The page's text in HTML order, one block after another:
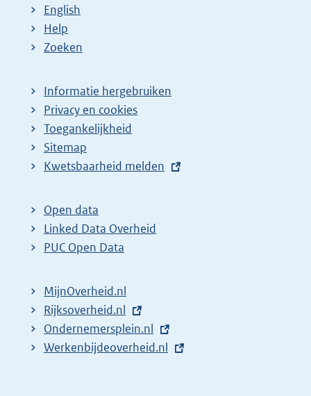
English
Help
Zoeken
Informatie hergebruiken
Privacy en cookies
Toegankelijkheid
Sitemap
E
t
e
r
l
i
n
k
Kwetsbaarheid melden
Open data
Linked Data Overheid
PUC Open Data
MijnOverheid.nl
E
x
t
Rijksoverheid.nl
E
x
Ondernemersplein.nl
E
Werkenbijdeoverheid.nl